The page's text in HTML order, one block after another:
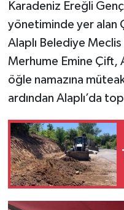
Karadeniz Ereğli
yönetiminde yer alan
Alaplı Belediye
Merhume Emine Çift,
öğle namazına
ardından Alaplı’da